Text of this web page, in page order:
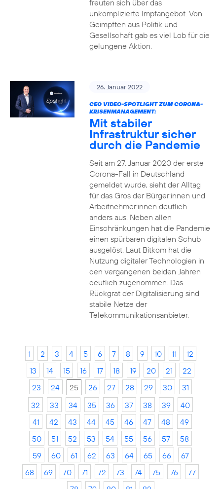
freuten sich über das
unkomplizierte Impfangebot. Von
Geimpften aus Politik und
Gesellschaft gab es viel Lob für die
gelungene Aktion.
26. Januar 2022
CEO VIDEO-SPOTLIGHT ZUM CORONA-
KRISENMANAGEMENT:
Mit stabiler
Infrastruktur sicher
durch die Pandemie
Seit am 27. Januar 2020 der erste
Corona-Fall in Deutschland
gemeldet wurde, sieht der Alltag
für das Gros der Bürger:innen und
Arbeitnehmer:innen deutlich
anders aus. Neben allen
Einschränkungen hat die Pandemie
einen spürbaren digitalen Schub
ausgelöst. Laut Bitkom hat die
Nutzung digitaler Technologien in
den vergangenen beiden Jahren
deutlich zugenommen. Das
Rückgrat der Digitalisierung sind
stabile Netze der
Telekommunikationsanbieter.
1 2 3 4 5 6 7 8 9 10 11
12
13
14 15 16 17 18 19 20 21
22
23
24 25 26 27 28 29 30
31
32
33 34 35 36 37 38 39
40
41
42 43 44 45 46 47 48
49
50
51 52 53 54 55 56 57
58
59
60 61 62 63 64 65 66
67
68
69 70 71 72 73 74 75 76
77